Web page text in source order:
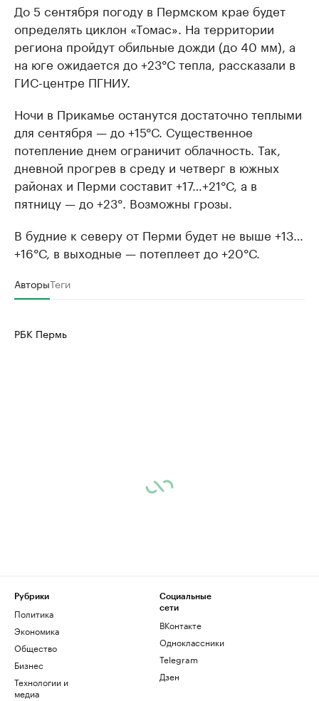
До 5 сентября погоду в Пермском крае будет
определять циклон «Томас». На территории
региона пройдут обильные дожди (до 40 мм), а
на юге ожидается до +23°С тепла, рассказали в
ГИС-центре ПГНИУ.
Ночи в Прикамье останутся достаточно теплыми
для сентября — до +15°С. Существенное
потепление днем ограничит облачность. Так,
дневной прогрев в среду и четверг в южных
районах и Перми составит +17…+21°С, а в
пятницу — до +23°. Возможны грозы.
В будние к северу от Перми будет не выше +13…
+16°С, в выходные — потеплеет до +20°С.
АвторыТеги
РБК Пермь
Рубрики
Политика
Экономика
Общество
Бизнес
Технологии и
медиа
Социальные
сети
ВКонтакте
Одноклассники
Telegram
Дзен